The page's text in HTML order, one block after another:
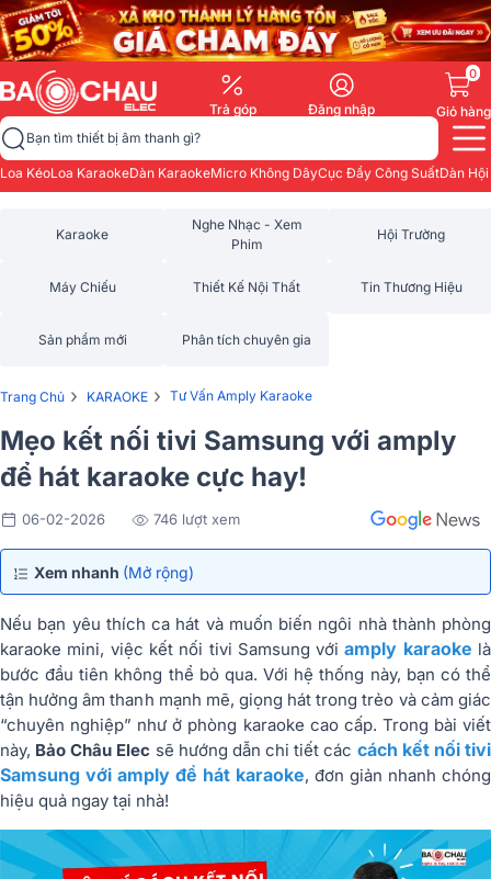
Trả góp Đăng nhập
0
Giỏ hàng
Bạn tìm thiết bị âm thanh gì?
Loa KéoLoa KaraokeDàn KaraokeMicro Không DâyCục Đẩy Công SuấtDàn
Karaoke
Nghe Nhạc - Xem
Phim
Hội Trường
Máy Chiếu Thiết Kế Nội Thất Tin Thương Hiệu
Sản phẩm mới Phân tích chuyên gia
Trang Chủ › KARAOKE › Tư Vấn Amply Karaoke
Mẹo kết nối tivi Samsung với amply
để hát karaoke cực hay!
06-02-2026 746 lượt xem
Xem nhanh (Mở rộng)
Nếu bạn yêu thích ca hát và muốn biến ngôi nhà thành phòng
karaoke mini, việc kết nối tivi Samsung vớiamply karaoke là
bước đầu tiên không thể bỏ qua. Với hệ thống này, bạn có thể
tận hưởng âm thanh mạnh mẽ, giọng hát trong trẻo và cảm giác
“chuyên nghiệp” như ở phòng karaoke cao cấp. Trong bài viết
này, Bảo Châu Elec sẽ hướng dẫn chi tiết các cách kết nối tivi
Samsung với amply để hát karaoke, đơn giản nhanh chóng
hiệu quả ngay tại nhà!